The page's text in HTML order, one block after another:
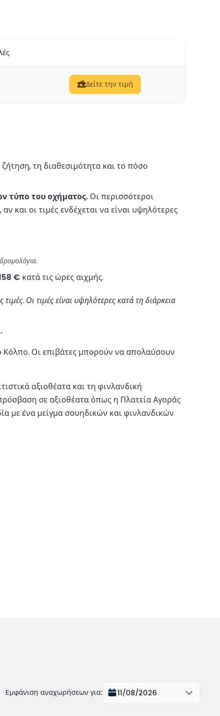
Δείτε την τιμή
τη διαθεσιμότητα και το πόσο
τύπο του οχήματος. Οι περισσότεροι
, αν και οι τιμές ενδέχεται να είναι υψηλότερες
€ κατά τις ώρες αιχμής.
Οι τιμές είναι υψηλότερες κατά τη διάρκεια
Κόλπο. Οι επιβάτες μπορούν να απολαύσουν
αξιοθέατα και τη φινλανδική
σε αξιοθέατα όπως η Πλατεία Αγοράς
με ένα μείγμα σουηδικών και φινλανδικών
Εμφάνιση αναχωρήσεων για: 11/08/2026